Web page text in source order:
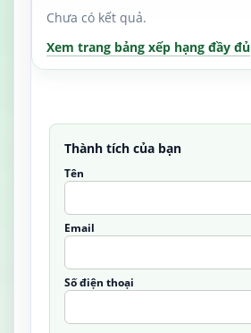
Chưa có kết quả.
Xem trang bảng xếp hạng đầy đủ
Thành tích của bạn
Tên
Email
Số điện thoại